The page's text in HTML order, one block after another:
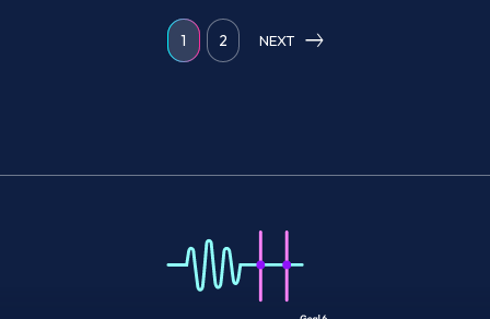
1 2 NEXT